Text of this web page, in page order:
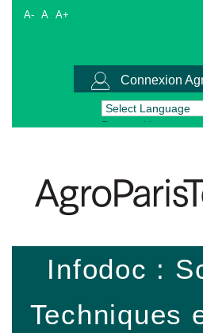
A- A A+
Connexion
Powered by
Infodoc :
Techniques